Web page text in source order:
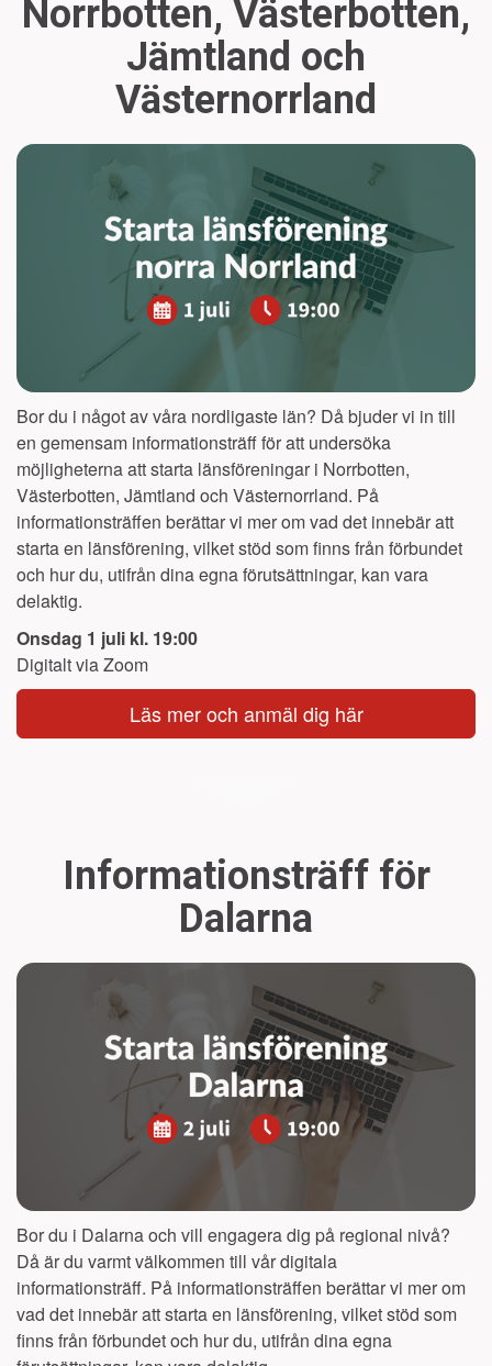
Norrbotten, Västerbotten,
Jämtland och
Västernorrland
Bor du i något av våra nordligaste län? Då bjuder vi in till
en gemensam informationsträff för att undersöka
möjligheterna att starta länsföreningar i Norrbotten,
Västerbotten, Jämtland och Västernorrland. På
informationsträffen berättar vi mer om vad det innebär att
starta en länsförening, vilket stöd som finns från förbundet
och hur du, utifrån dina egna förutsättningar, kan vara
delaktig.
Onsdag 1 juli kl. 19:00
Digitalt via Zoom
Läs mer och anmäl dig här
Informationsträff för
Dalarna
Bor du i Dalarna och vill engagera dig på regional nivå?
Då är du varmt välkommen till vår digitala
informationsträff. På informationsträffen berättar vi mer om
vad det innebär att starta en länsförening, vilket stöd som
finns från förbundet och hur du, utifrån dina egna